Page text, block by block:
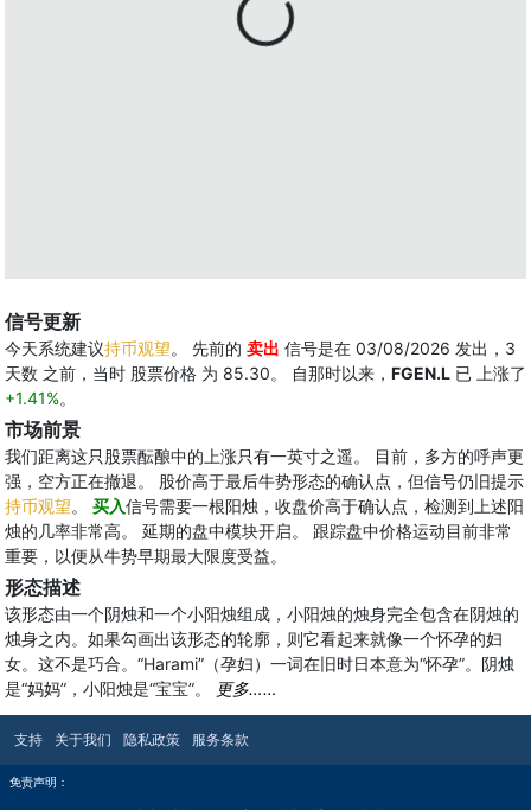
信号更新
今天系统建议持币观望。 先前的 卖出 信号是在 03/08/2026 发出，3
天数 之前，当时 股票价格 为 85.30。 自那时以来， FGEN.L 已 上涨了
+1.41%。
市场前景
我们距离这只股票酝酿中的上涨只有一英寸之遥。 目前，多方的呼声更
强，空方正在撤退。 股价高于最后牛势形态的确认点，但信号仍旧提示
持币观望。 买入信号需要一根阳烛，收盘价高于确认点，检测到上述阳
烛的几率非常高。 延期的盘中模块开启。 跟踪盘中价格运动目前非常
重要，以便从牛势早期最大限度受益。
形态描述
该形态由一个阴烛和一个小阳烛组成，小阳烛的烛身完全包含在阴烛的
烛身之内。如果勾画出该形态的轮廓，则它看起来就像一个怀孕的妇
女。这不是巧合。“Harami”（孕妇）一词在旧时日本意为“怀孕”。阴烛
是“妈妈”，小阳烛是“宝宝”。
更多……
支持 关于我们 隐私政策 服务条款
免责声明：